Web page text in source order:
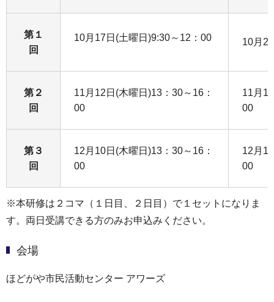
第１
回
10月17日(土曜日)9:30～12：00 10月
第２
回
11月12日(木曜日)13：30～16：
00
11月
00
第３
回
12月10日(木曜日)13：30～16：
00
12月
00
※本研修は２コマ（１日目、２日目）で１セットになりま
す。両日受講できる方のみお申込みください。
会場
ほどがや市民活動センター アワーズ